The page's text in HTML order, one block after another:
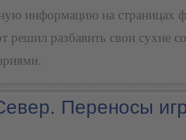
информацию на страницах
решил разбавить свои сухие
Переносы